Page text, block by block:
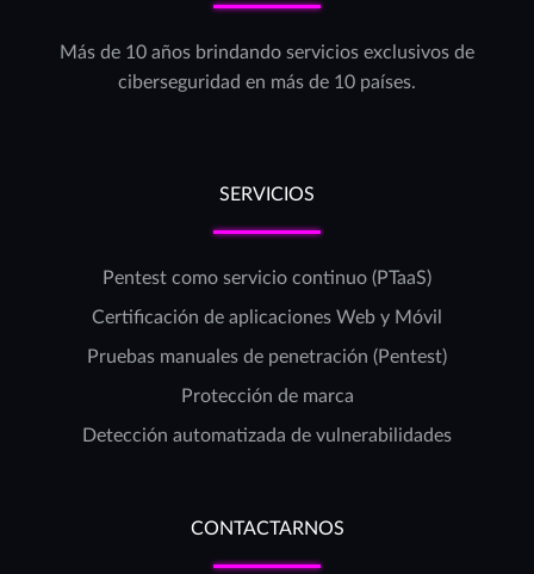
Más de 10 años brindando servicios exclusivos de
ciberseguridad en más de 10 países.
SERVICIOS
Pentest como servicio continuo (PTaaS)
Certificación de aplicaciones Web y Móvil
Pruebas manuales de penetración (Pentest)
Protección de marca
Detección automatizada de vulnerabilidades
CONTACTARNOS